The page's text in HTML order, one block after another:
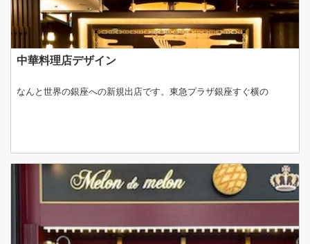
中華料理店デザイン
なんと世界の銀座への新規出店です。東急プラザ銀座すぐ横の